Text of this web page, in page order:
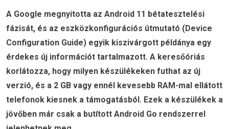
A Google megnyitotta az Android 11 bétatesztelési
fázisát, és az eszközkonfigurációs útmutató (Device
Configuration Guide) egyik kiszivárgott példánya egy
érdekes új információt tartalmazott. A keresőóriás
korlátozza, hogy milyen készülékeken futhat az új
verzió, és a 2 GB vagy ennél kevesebb RAM-mal ellátott
telefonok kiesnek a támogatásból. Ezek a készülékek a
jövőben már csak a butított Android Go rendszerrel